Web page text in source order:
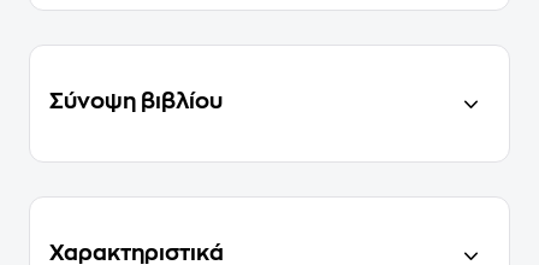
Σύνοψη βιβλίου
Χαρακτηριστικά